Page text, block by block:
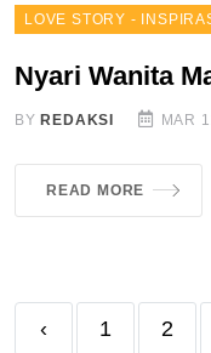
LOVE STORY -
Nyari Wanita
BYREDAKSI MAR
READ MORE
‹ 1 2